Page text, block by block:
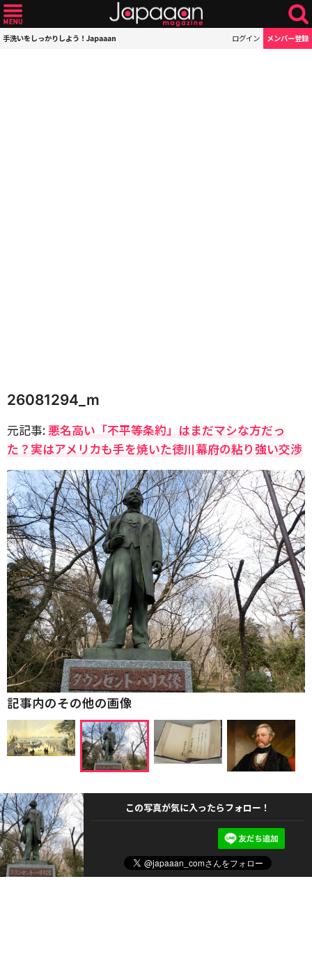
手洗いをしっかりしよう！Japaaan ログイン メンバー登録
26081294_m
元記事:悪名高い「不平等条約」はまだマシな方だっ
た？実はアメリカも手を焼いた徳川幕府の粘り強い交渉
記事内のその他の画像
この写真が気に入ったらフォロー！